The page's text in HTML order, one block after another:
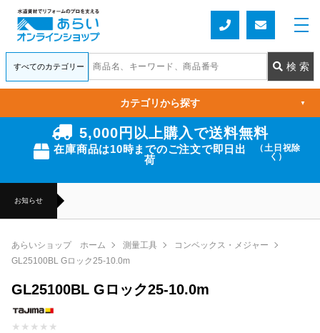
5,000円以上購入で送料無料
在庫商品は10時までのご注文で即日出
荷
（土日祝除
く）
お知らせ
カテゴリから探す ▼
あらいショップ ホーム 測量工具
コンベックス・メジャー
GL25100BL Gロック25-10.0m
GL25100BL Gロック25-10.0m
★ ★ ★ ★ ★